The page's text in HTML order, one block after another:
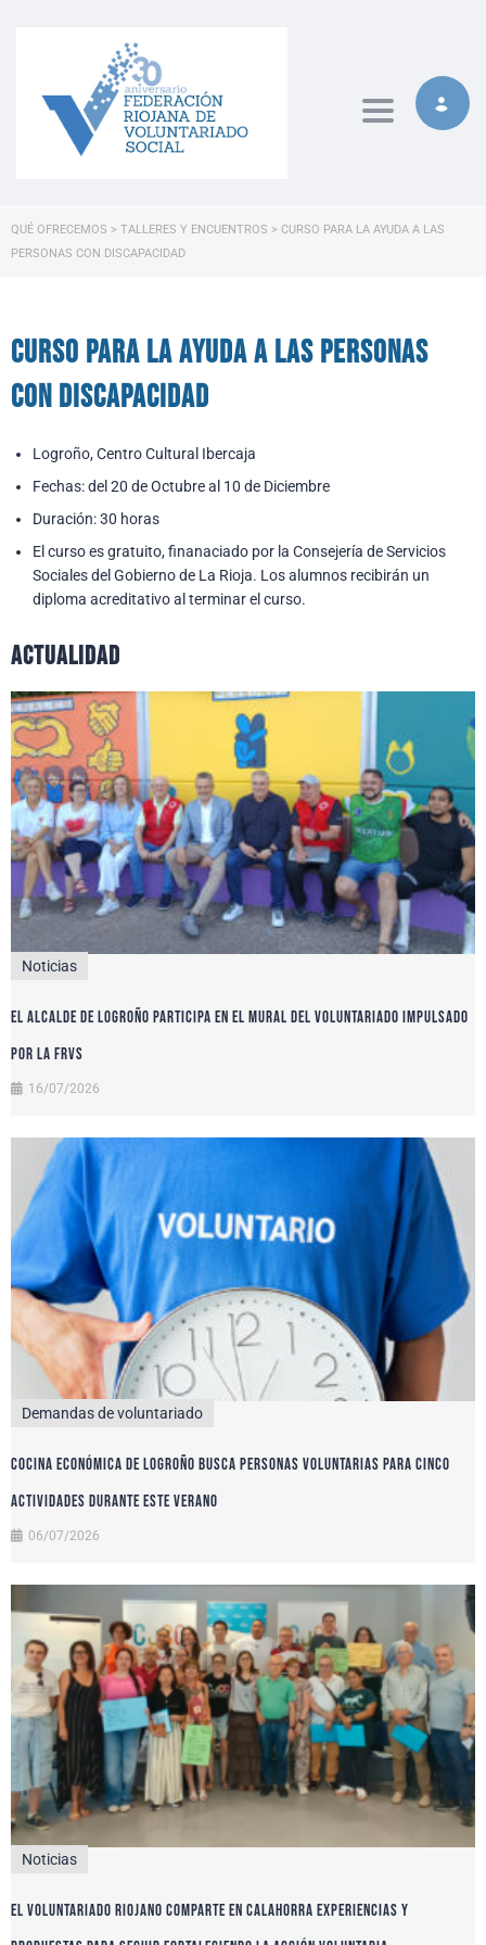
Toggle
QUÉ OFRECEMOS > TALLERES Y ENCUENTROS > CURSO PARA LA AYUDA A LAS
PERSONAS CON DISCAPACIDAD
Curso para la ayuda a las personas
con discapacidad
Logroño, Centro Cultural Ibercaja
Fechas: del 20 de Octubre al 10 de Diciembre
Duración: 30 horas
El curso es gratuito, finanaciado por la Consejería de Servicios
Sociales del Gobierno de La Rioja. Los alumnos recibirán un
diploma acreditativo al terminar el curso.
actualidad
Noticias
El alcalde de Logroño participa en el Mural del Voluntariado impulsado
por la FRVS
16/07/2026
Demandas de voluntariado
Cocina Económica de Logroño busca personas voluntarias para cinco
actividades durante este verano
06/07/2026
Noticias
El voluntariado riojano comparte en Calahorra experiencias y